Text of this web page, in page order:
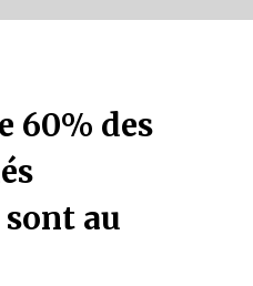
du M’zab
60% des
au